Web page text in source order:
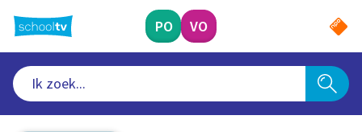
naar
hoofdinhoud
PO VO